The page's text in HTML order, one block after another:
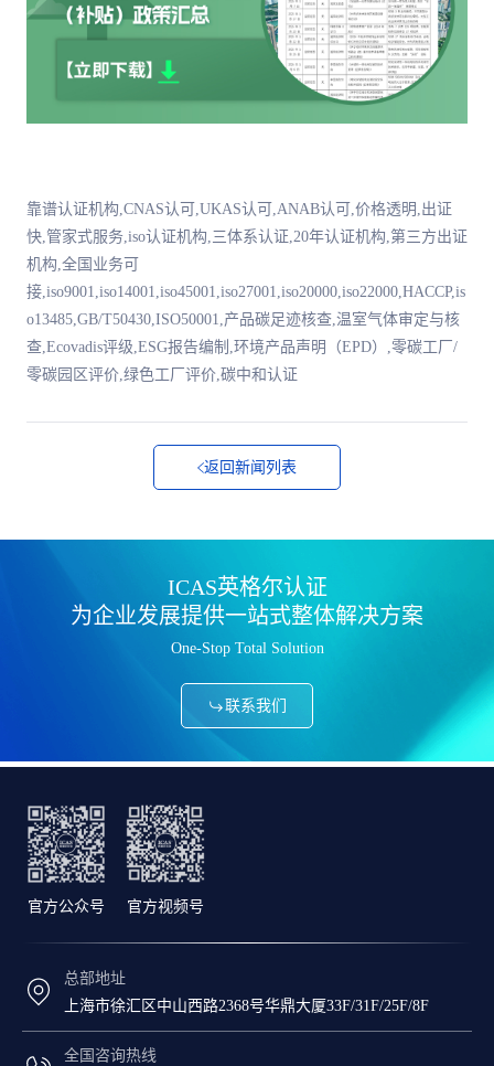
靠谱认证机构,CNAS认可,UKAS认可,ANAB认可,价格透明,出证
快,管家式服务,iso认证机构,三体系认证,20年认证机构,第三方出证
机构,全国业务可
接,iso9001,iso14001,iso45001,iso27001,iso20000,iso22000,HACCP,is
o13485,GB/T50430,ISO50001,产品碳足迹核查,温室气体审定与核
查,Ecovadis评级,ESG报告编制,环境产品声明（EPD）,零碳工厂/
零碳园区评价,绿色工厂评价,碳中和认证
返回新闻列表
ICAS英格尔认证
为企业发展提供一站式整体解决方案
One-Stop Total Solution
联系我们
官方公众号 官方视频号
总部地址
上海市徐汇区中山西路2368号华鼎大厦33F/31F/25F/8F
全国咨询热线